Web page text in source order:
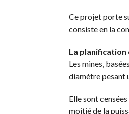
Ce projet porte
consiste en la
La planification
Les mines,
diamètre pesant
Elle sont
moitié de la